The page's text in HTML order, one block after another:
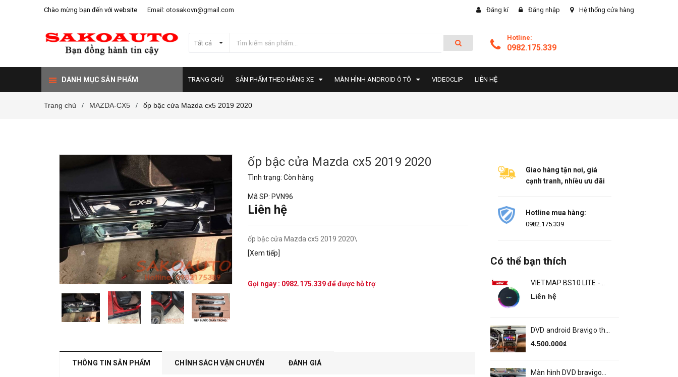
Chào mừng bạn đến với website Email: otosakovn@gmail.com Đăng kí Đăng nhập Hệ thống cửa hàng
Tất cả
Hotline:
0982.175.339
DANH MỤC SẢN PHẨM TRANG CHỦ SẢN PHẨM THEO HÃNG XE MÀN HÌNH ANDROID Ô TÔ VIDEOCLIP LIÊN HỆ
Trang chủ / MAZDA-CX5 / ốp bậc cửa Mazda cx5 2019 2020
ốp bậc cửa Mazda cx5 2019 2020
Tình trạng: Còn hàng
Mã SP: PVN96
Liên hệ
ốp bậc cửa Mazda cx5 2019 2020\
[Xem tiếp]
Gọi ngay : 0982.175.339để được hỗ trợ
THÔNG TIN SẢN PHẨM CHÍNH SÁCH VẬN CHUYỂN ĐÁNH GIÁ
Giao hàng tận nơi, giá
cạnh tranh, nhiều ưu đãi
Hotline mua hàng:
0982.175.339
Có thể bạn thích
VIETMAP BS10 LITE -
ANDROID BOX Ô TÔ
Liên hệ
DVD android Bravigo theo
xe Camry 2014 2018
4.500.000₫
Màn hình DVD bravigo